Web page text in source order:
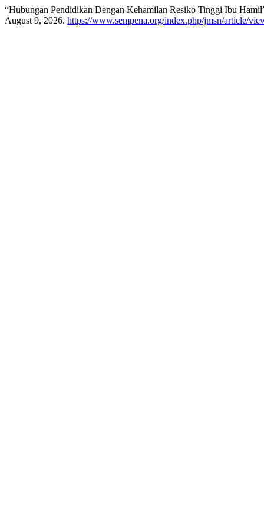
“Hubungan Pendidikan Dengan Kehamilan Resiko Tinggi Ibu
August 9, 2026. https://www.sempena.org/index.php/jmsn/article/